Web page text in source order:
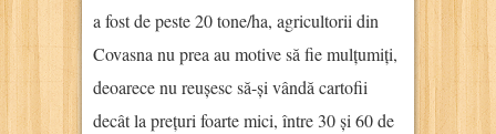
a fost de peste 20 tone/ha, agricultorii din
Covasna nu prea au motive să fie mulțumiți,
deoarece nu reușesc să-și vândă cartofii
decât la prețuri foarte mici, între 30 și 60 de